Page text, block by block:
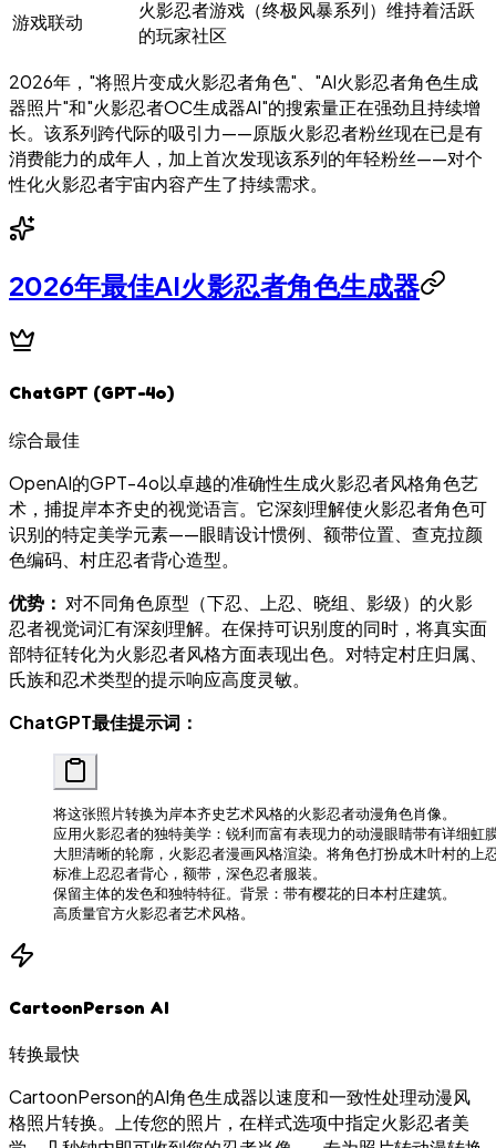
游戏联动
火影忍者游戏（终极风暴系列）维持着活跃
的玩家社区
2026年，"将照片变成火影忍者角色"、"AI火影忍者角色生成
器照片"和"火影忍者OC生成器AI"的搜索量正在强劲且持续增
长。该系列跨代际的吸引力——原版火影忍者粉丝现在已是有
消费能力的成年人，加上首次发现该系列的年轻粉丝——对个
性化火影忍者宇宙内容产生了持续需求。
2026年最佳AI火影忍者角色生成器
ChatGPT (GPT-4o)
综合最佳
OpenAI的GPT-4o以卓越的准确性生成火影忍者风格角色艺
术，捕捉岸本齐史的视觉语言。它深刻理解使火影忍者角色可
识别的特定美学元素——眼睛设计惯例、额带位置、查克拉颜
色编码、村庄忍者背心造型。
优势： 对不同角色原型（下忍、上忍、晓组、影级）的火影
忍者视觉词汇有深刻理解。在保持可识别度的同时，将真实面
部特征转化为火影忍者风格方面表现出色。对特定村庄归属、
氏族和忍术类型的提示响应高度灵敏。
ChatGPT最佳提示词：
将这张照片转换为岸本齐史艺术风格的火影忍者动漫角色肖像。
应用火影忍者的独特美学：锐利而富有表现力的动漫眼睛带有详细虹
大胆清晰的轮廓，火影忍者漫画风格渲染。将角色打扮成木叶村的上
标准上忍忍者背心，额带，深色忍者服装。
保留主体的发色和独特特征。背景：带有樱花的日本村庄建筑。
高质量官方火影忍者艺术风格。
CartoonPerson AI
转换最快
CartoonPerson的AI角色生成器以速度和一致性处理动漫风
格照片转换。上传您的照片，在样式选项中指定火影忍者美